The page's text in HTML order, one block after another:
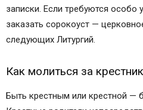
записки. Если требуются
заказать сорокоуст —
следующих Литургий.
Как молиться за
Быть крестным или крестной —